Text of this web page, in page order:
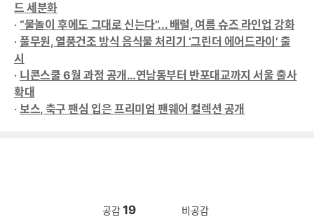
드 세분화
· “물놀이 후에도 그대로 신는다”... 배럴, 여름 슈즈 라인업 강화
·풀무원, 열풍건조 방식 음식물 처리기 ‘그린더 에어드라이’ 출
시
· 니콘스쿨 6월 과정 공개…연남동부터 반포대교까지 서울 출사
확대
·보스, 축구 팬심 입은 프리미엄 팬웨어 컬렉션 공개
공감19 비공감